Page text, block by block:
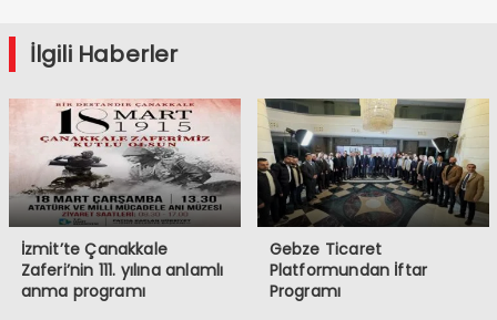
İlgili Haberler
İzmit’te Çanakkale
Zaferi’nin 111. yılına anlamlı
anma programı
Gebze Ticaret
Platformundan İftar
Programı